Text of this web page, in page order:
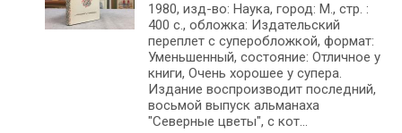
1980, изд-во: Наука, город: М., стр. :
400 с., обложка: Издательский
переплет с суперобложкой, формат:
Уменьшенный, состояние: Отличное у
книги, Очень хорошее у супера.
Издание воспроизводит последний,
восьмой выпуск альманаха
"Северные цветы", с кот...